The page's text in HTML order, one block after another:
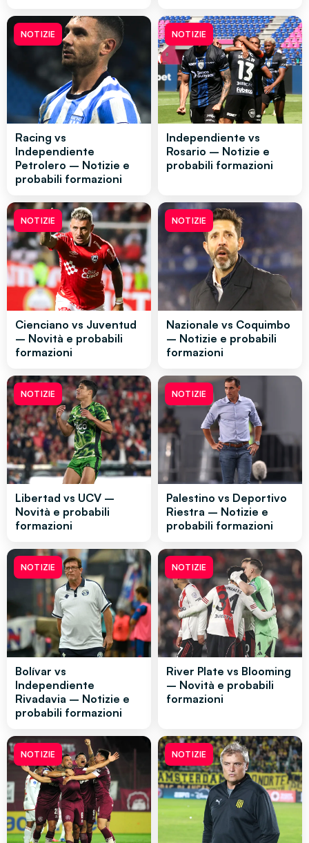
NOTIZIE
Racing vs
Independiente
Petrolero – Notizie e
probabili formazioni
NOTIZIE
Independiente vs
Rosario – Notizie e
probabili formazioni
NOTIZIE
Cienciano vs Juventud
– Novità e probabili
formazioni
NOTIZIE
Nazionale vs Coquimbo
– Notizie e probabili
formazioni
NOTIZIE
Libertad vs UCV –
Novità e probabili
formazioni
NOTIZIE
Palestino vs Deportivo
Riestra – Notizie e
probabili formazioni
NOTIZIE
Bolívar vs
Independiente
Rivadavia – Notizie e
probabili formazioni
NOTIZIE
River Plate vs Blooming
– Novità e probabili
formazioni
NOTIZIE NOTIZIE